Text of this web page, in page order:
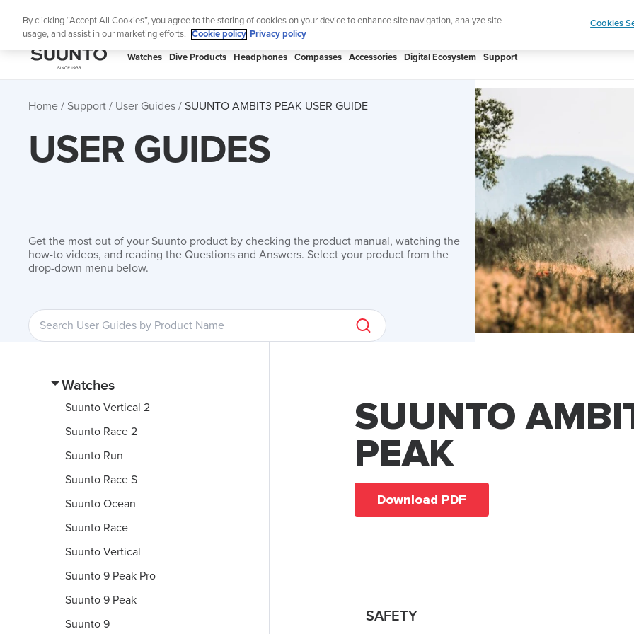
Lightweight sports watch designed for runners Shop
SUUNTO
Watches Dive Products Headphones Compasses Accessories Digital Ecosystem Support
Home Support User Guides SUUNTO AMBIT3 PEAK USER GUIDE
USER GUIDES
Get the most out of your Suunto product by checking the product manual, watching the
how-to videos, and reading the Questions and Answers. Select your product from the
drop-down menu below.
Watches
Suunto Vertical 2
Suunto Race 2
Suunto Run
Suunto Race S
Suunto Ocean
Suunto Race
Suunto Vertical
Suunto 9 Peak Pro
Suunto 9 Peak
Suunto 9
SUUNTO
PEAK
Download PDF
SAFETY
By clicking “Accept All Cookies”, you agree to the storing of cookies on your device to enhance site navigation, analyze site
usage, and assist in our marketing efforts.
Cookie policy Privacy policy
Cookies